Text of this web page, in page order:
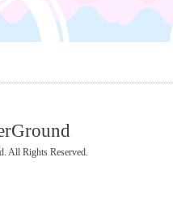
. All Rights Reserved.